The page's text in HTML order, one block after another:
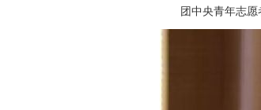
团中央青年志愿者